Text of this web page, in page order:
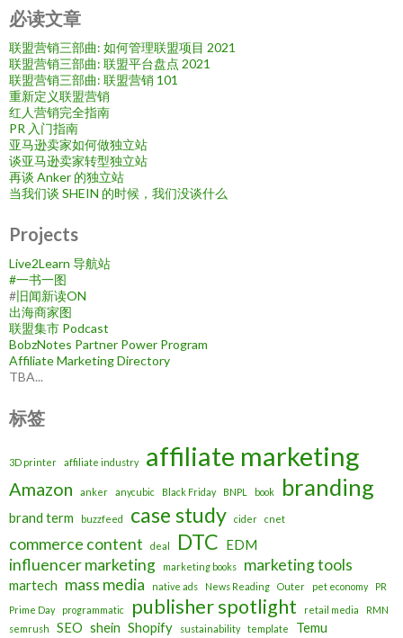
必读文章
联盟营销三部曲: 如何管理联盟项目 2021
联盟营销三部曲: 联盟平台盘点 2021
联盟营销三部曲: 联盟营销 101
重新定义联盟营销
红人营销完全指南
PR 入门指南
亚马逊卖家如何做独立站
谈亚马逊卖家转型独立站
再谈 Anker 的独立站
当我们谈 SHEIN 的时候，我们没谈什么
Projects
Live2Learn 导航站
#一书一图
#旧闻新读ON
出海商家图
联盟集市 Podcast
BobzNotes Partner Power Program
Affiliate Marketing Directory
TBA...
标签
3D printer affiliate industry affiliate marketing
Amazon anker anycubic Black Friday BNPL book branding
brand term buzzfeed case study cider cnet
commerce content deal DTC EDM
influencer marketing marketing books marketing tools
martech mass media native ads News Reading Outer pet economy
PR
Prime Day
programmatic publisher spotlight retail media
RMN
semrush
SEO shein Shopify sustainability template Temu